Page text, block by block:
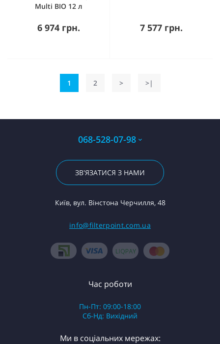
Multi BIO 12 л
6 974 грн. 7 577 грн.
1 2 > >|
068-528-07-98
ЗВ'ЯЗАТИСЯ З НАМИ
Київ, вул. Вінстона Черчилля, 48
info@filterpoint.com.ua
Час роботи
Пн-Пт: 09:00-18:00
Сб-Нд: Вихідний
Ми в соціальних мережах: